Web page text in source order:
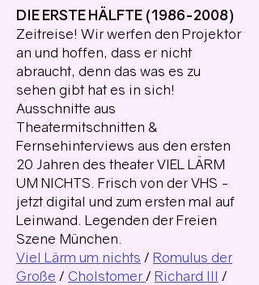
DIE ERSTE HÄLFTE (1986-2008)
Zeitreise! Wir werfen den Projektor
an und hoffen, dass er nicht
abraucht, denn das was es zu
sehen gibt hat es in sich!
Ausschnitte aus
Theatermitschnitten &
Fernsehinterviews aus den ersten
20 Jahren des theater VIEL LÄRM
UM NICHTS. Frisch von der VHS -
jetzt digital und zum ersten mal auf
Leinwand. Legenden der Freien
Szene München.
Viel Lärm um nichts / Romulus der
Große / Cholstomer / Richard III​​ /